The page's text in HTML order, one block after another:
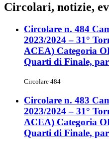
Circolari, notizie,
Circolare n. 484
2023/2024 – 31°
ACEA) Categoria
Quarti di Finale,
Circolare 484
Circolare n. 483
2023/2024 – 31°
ACEA) Categoria
Quarti di Finale,